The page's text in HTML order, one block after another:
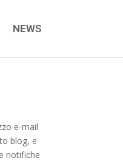
NEWS
e-mail
blog, e
notifiche